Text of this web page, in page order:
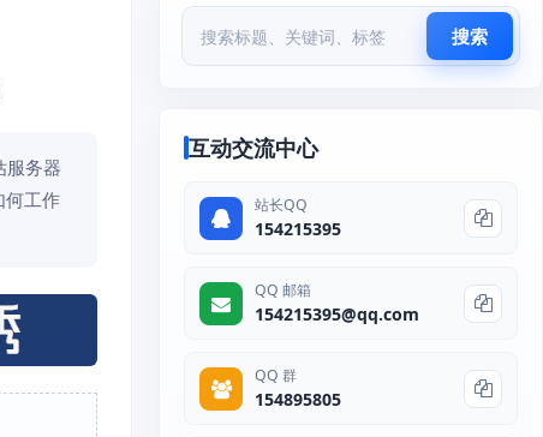
服务器
何工作
搜索
互动交流中心
站长QQ
154215395
QQ 邮箱
154215395@qq.com
QQ 群
154895805